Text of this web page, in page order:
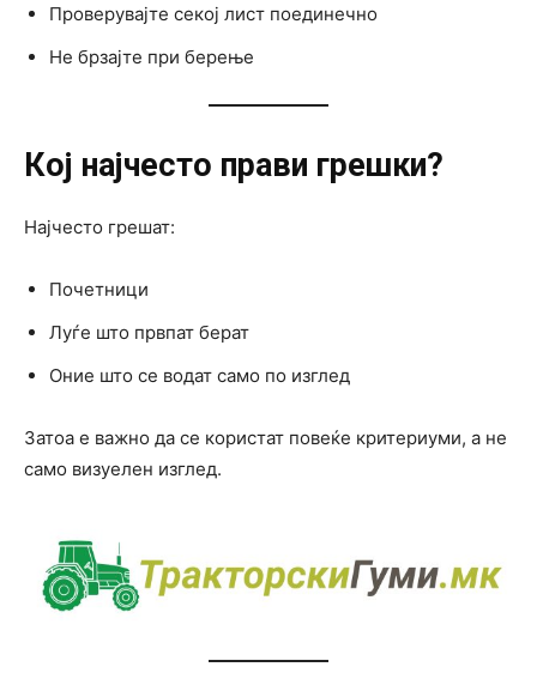
Проверувајте секој лист поединечно
Не брзајте при берење
Кој најчесто прави грешки?
Најчесто грешат:
Почетници
Луѓе што првпат берат
Оние што се водат само по изглед
Затоа е важно да се користат повеќе критериуми, а не
само визуелен изглед.